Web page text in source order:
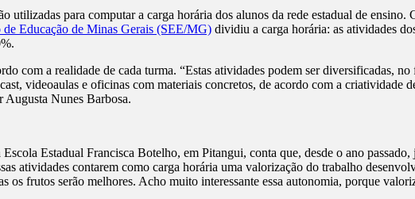
utilizadas para computar a carga horária dos alunos da rede estadual de
de Educação de Minas Gerais (SEE/MG) dividiu a carga horária: as atividades
com a realidade de cada turma. “Estas atividades podem ser diversificadas,
videoaulas e oficinas com materiais concretos, de acordo com a criatividade
Augusta Nunes Barbosa.
Estadual Francisca Botelho, em Pitangui, conta que, desde o ano
atividades contarem como carga horária uma valorização do trabalho
os frutos serão melhores. Acho muito interessante essa autonomia, porque